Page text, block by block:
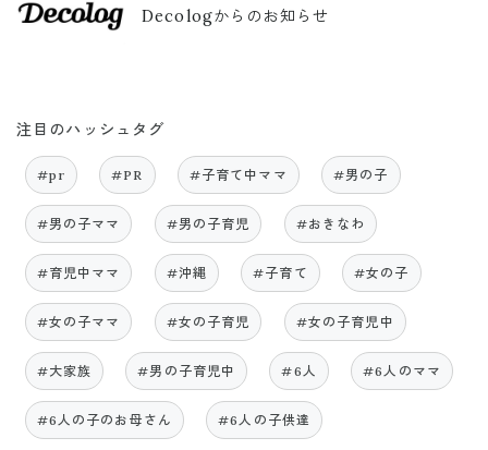
Decologからのお知らせ
注目のハッシュタグ
#pr #PR #子育て中ママ #男の子
#男の子ママ #男の子育児 #おきなわ
#育児中ママ #沖縄 #子育て #女の子
#女の子ママ #女の子育児 #女の子育児中
#大家族 #男の子育児中 #6人 #6人のママ
#6人の子のお母さん #6人の子供達